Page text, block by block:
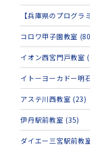
【兵庫県のプログ
コロワ甲子園教室
イオン西宮門戸教室
イトーヨーカドー明
アステ川西教室 (23)
伊丹駅前教室 (35)
ダイエー三宮駅前教